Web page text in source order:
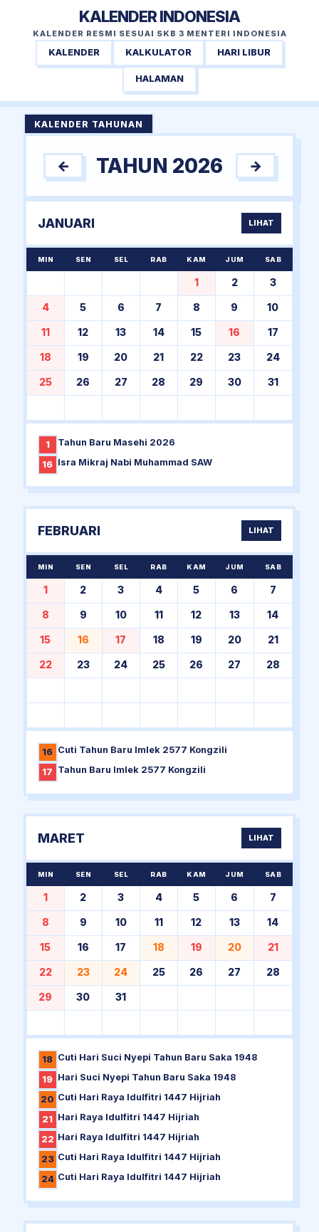
KALENDER INDONESIA
KALENDER RESMI SESUAI SKB 3 MENTERI INDONESIA
KALENDER KALKULATOR HARI LIBUR
HALAMAN
KALENDER TAHUNAN
← TAHUN 2026 →
JANUARI LIHAT
MIN SEN SEL RAB KAM JUM SAB
1 2 3
4 5 6 7 8 9 10
11 12 13 14 15 16 17
18 19 20 21 22 23 24
25 26 27 28 29 30 31
1 Tahun Baru Masehi 2026
16 Isra Mikraj Nabi Muhammad SAW
FEBRUARI LIHAT
MIN SEN SEL RAB KAM JUM SAB
1 2 3 4 5 6 7
8 9 10 11 12 13 14
15 16 17 18 19 20 21
22 23 24 25 26 27 28
16 Cuti Tahun Baru Imlek 2577 Kongzili
17 Tahun Baru Imlek 2577 Kongzili
MARET LIHAT
MIN SEN SEL RAB KAM JUM SAB
1 2 3 4 5 6 7
8 9 10 11 12 13 14
15 16 17 18 19 20 21
22 23 24 25 26 27 28
29 30 31
18 Cuti Hari Suci Nyepi Tahun Baru Saka 1948
19 Hari Suci Nyepi Tahun Baru Saka 1948
20 Cuti Hari Raya Idulfitri 1447 Hijriah
21 Hari Raya Idulfitri 1447 Hijriah
22 Hari Raya Idulfitri 1447 Hijriah
23 Cuti Hari Raya Idulfitri 1447 Hijriah
24 Cuti Hari Raya Idulfitri 1447 Hijriah